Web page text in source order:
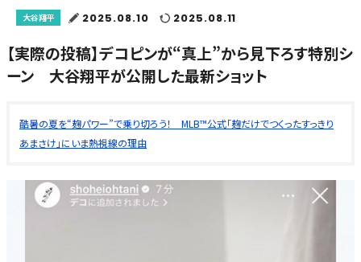
大谷翔平 2025.08.10 2025.08.11
【実際の投稿】デコピンが“真上”から見下ろす特別シ
ーン 大谷翔平が公開した最新ショット
酷暑の夏を“麹パワー”で乗り切ろう！ MLB™公式「麹だけでつくったすっきり
あまさけ」にいま熱視線の理由